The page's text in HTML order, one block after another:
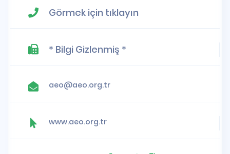
Görmek için tıklayın
* Bilgi Gizlenmiş *
aeo@aeo.org.tr
www.aeo.org.tr